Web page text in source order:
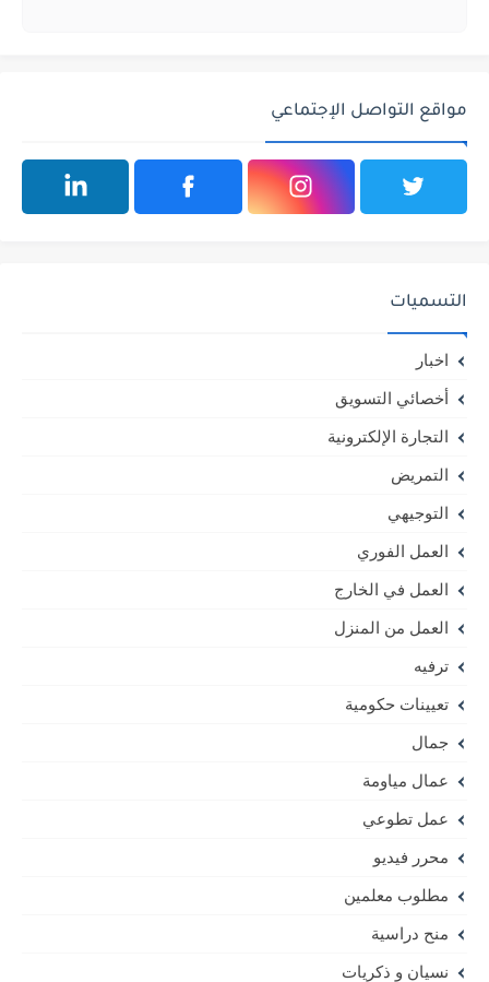
مواقع التواصل الإجتماعي
التسميات
اخبار
أخصائي التسويق
التجارة الإلكترونية
التمريض
التوجيهي
العمل الفوري
العمل في الخارج
العمل من المنزل
ترفيه
تعيينات حكومية
جمال
عمال مياومة
عمل تطوعي
محرر فيديو
مطلوب معلمين
منح دراسية
نسيان و ذكريات